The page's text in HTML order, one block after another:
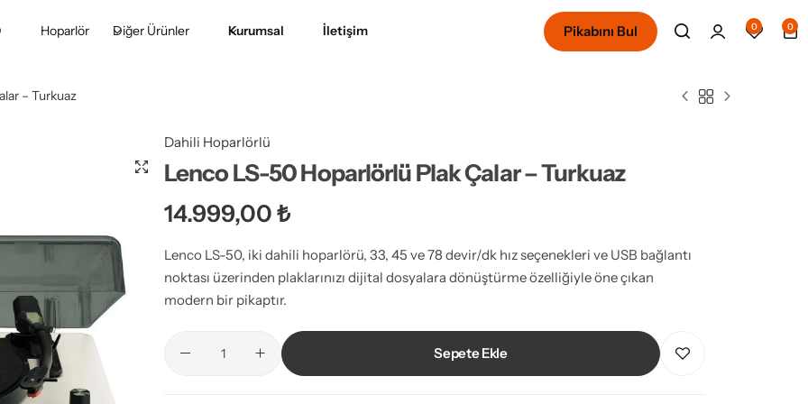
Hoparlör Diğer Ürünler Kurumsal İletişim Pikabını Bul 0 0
– Turkuaz
Dahili Hoparlörlü
Lenco LS-50 Hoparlörlü Plak Çalar – Turkuaz
14.999,00₺
Lenco LS-50, iki dahili hoparlörü, 33, 45 ve 78 devir/dk hız seçenekleri ve USB bağlantı
noktası üzerinden plaklarınızı dijital dosyalara dönüştürme özelliğiyle öne çıkan
modern bir pikaptır.
Sepete Ekle